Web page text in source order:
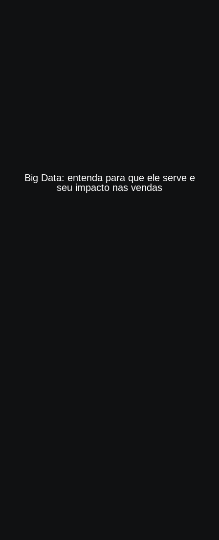
Big Data: entenda para que ele serve e
seu impacto nas vendas